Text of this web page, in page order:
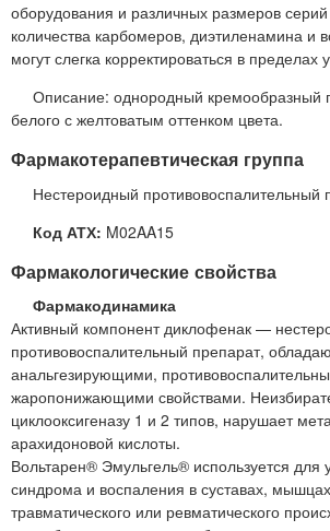
оборудования и различных размеров серий
количества карбомеров, диэтиленамина и
могут слегка корректироваться в
Описание: однородный кремообразный
белого с желтоватым оттенком цвета.
Фармакотерапевтическая группа
Нестероидный
Код АТХ: M02AA15
Фармакологические свойства
Фармакодинамика
Активный компонент диклофенак —
противовоспалительный препарат,
анальгезирующими,
жаропонижающими свойствами.
циклооксигеназу 1 и 2 типов, нарушает
арахидоновой кислоты.
Вольтарен® Эмульгель® используется для
синдрома и воспаления в суставах,
травматического или ревматического